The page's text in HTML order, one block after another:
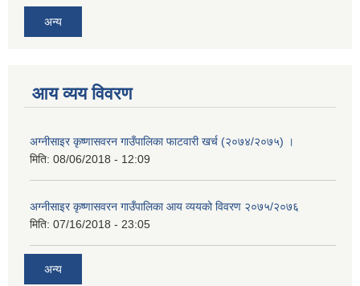
अन्य
आय व्यय विवरण
अग्नीसाइर कृष्णासवरन गाउँपालिका फाटवारी खर्च (२०७४/२०७५) ।
मिति: 08/06/2018 - 12:09
अग्नीसाइर कृष्णासवरन गाउँपालिका आय व्ययको विवरण २०७५/२०७६
मिति: 07/16/2018 - 23:05
अन्य